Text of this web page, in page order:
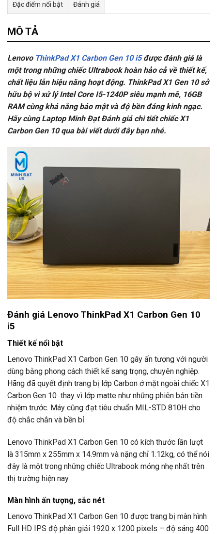
Đặc điểm nổi bật Đánh giá
Tư vấn & bán hàng qua Facebook
MÔ TẢ
Lenovo ThinkPad X1 Carbon Gen 10 i5được đánh giá là
một trong những chiếc Ultrabook hoàn hảo cả về thiết kế,
chất liệu lẫn hiệu năng hoạt động. ThinkPad X1 Gen 10 sở
hữu bộ vi xử lý Intel Core I5-1240P siêu mạnh mẽ, 16GB
RAM cùng khả năng bảo mật và độ bền đáng kinh ngạc.
Hãy cùng Laptop Minh Đạt Đánh giá chi tiết chiếc X1
Carbon Gen 10 qua bài viết dưới đây bạn nhé.
Đánh giá Lenovo ThinkPad X1 Carbon Gen 10
i5
Thiết kế nổi bật
Lenovo ThinkPad X1 Carbon Gen 10 gây ấn tượng với người
dùng bằng phong cách thiết kế sang trọng, chuyên nghiệp.
Hãng đã quyết định trang bị lớp Carbon ở mặt ngoài chiếc X1
Carbon Gen 10 thay vì lớp matte như những phiên bản tiền
nhiệm trước. Máy cũng đạt tiêu chuẩn MIL-STD 810H cho
độ chắc chắn và bền bỉ.
Lenovo ThinkPad X1 Carbon Gen 10 có kích thước lần lượt
là 315mm x 255mm x 14.9mm và nặng chỉ 1.12kg, có thể nói
đây là một trong những chiếc Ultrabook mỏng nhẹ nhất trên
thị trường hiện nay.
Màn hình ấn tượng, sắc nét
Lenovo ThinkPad X1 Carbon Gen 10 được trang bị màn hình
Full HD IPS độ phân giải 1920 x 1200 pixels – độ sáng 400